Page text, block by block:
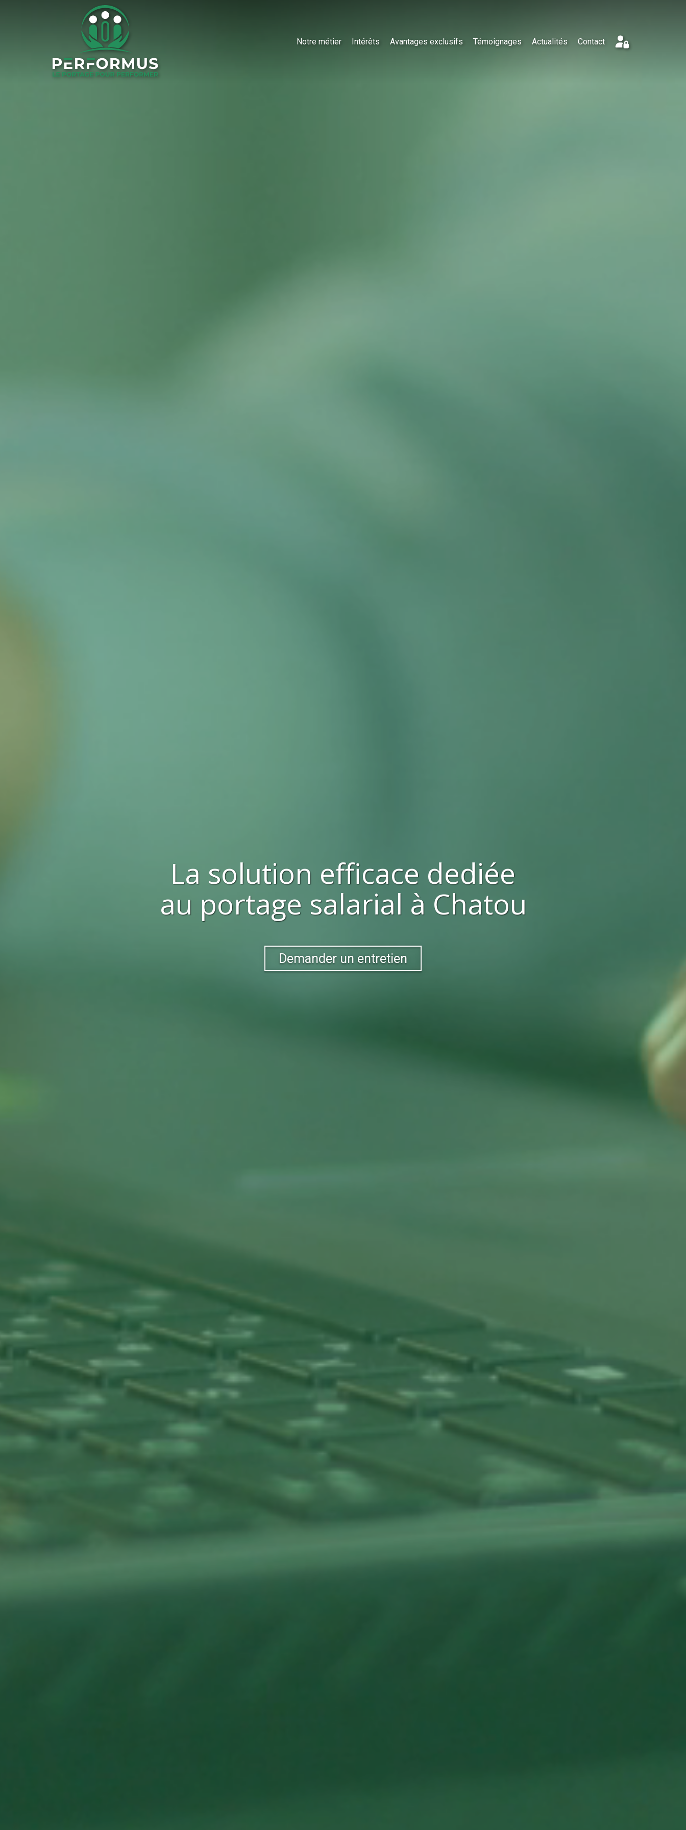
Notre métier Intérêts Avantages exclusifs Témoignages Actualités Contact
La solution efficace dediée
au portage salarial à Chatou
Demander un entretien